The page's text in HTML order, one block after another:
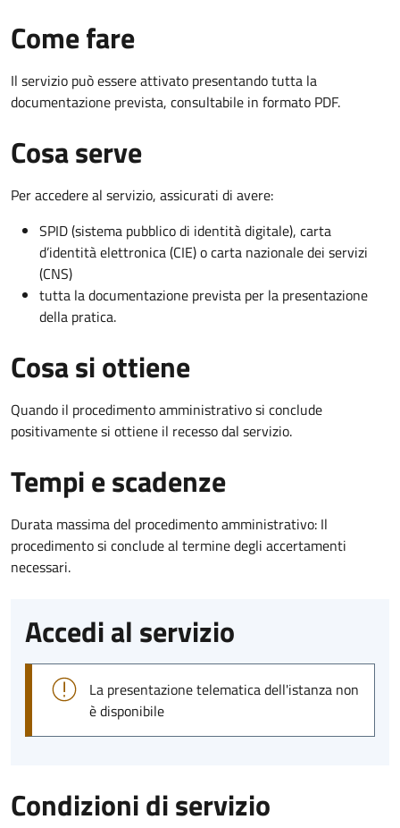
Come fare
Il servizio può essere attivato presentando tutta la
documentazione prevista, consultabile in formato PDF.
Cosa serve
Per accedere al servizio, assicurati di avere:
SPID (sistema pubblico di identità digitale), carta
d’identità elettronica (CIE) o carta nazionale dei servizi
(CNS)
tutta la documentazione prevista per la presentazione
della pratica.
Cosa si ottiene
Quando il procedimento amministrativo si conclude
positivamente si ottiene il recesso dal servizio.
Tempi e scadenze
Durata massima del procedimento amministrativo: Il
procedimento si conclude al termine degli accertamenti
necessari.
Accedi al servizio
La presentazione telematica dell'istanza non
è disponibile
Condizioni di servizio